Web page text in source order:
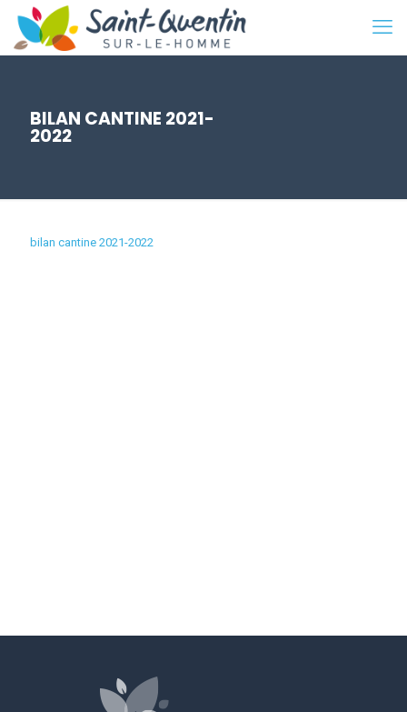
BILAN CANTINE 2021-
2022
bilan cantine 2021-2022